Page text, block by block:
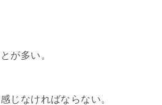
が多い。
じなければならない。